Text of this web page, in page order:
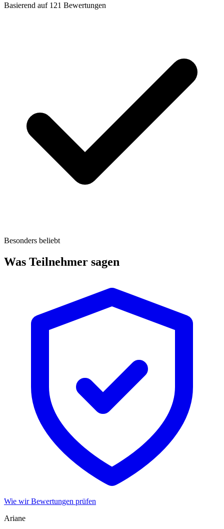
Basierend auf 121 Bewertungen
Besonders beliebt
Was Teilnehmer sagen
Wie wir Bewertungen prüfen
Ariane